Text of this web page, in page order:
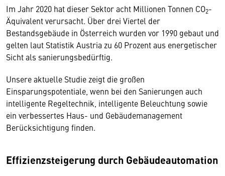
Im Jahr 2020 hat dieser Sektor acht Millionen Tonnen CO2-
Äquivalent verursacht. Über drei Viertel der
Bestandsgebäude in Österreich wurden vor 1990 gebaut und
gelten laut Statistik Austria zu 60 Prozent aus energetischer
Sicht als sanierungsbedürftig.
Unsere aktuelle Studie zeigt die großen
Einsparungspotentiale, wenn bei den Sanierungen auch
intelligente Regeltechnik, intelligente Beleuchtung sowie
ein verbessertes Haus- und Gebäudemanagement
Berücksichtigung finden.
Effizienzsteigerung durch Gebäudeautomation